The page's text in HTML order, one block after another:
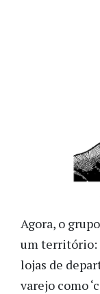
Agora, o
um território:
lojas de
varejo como